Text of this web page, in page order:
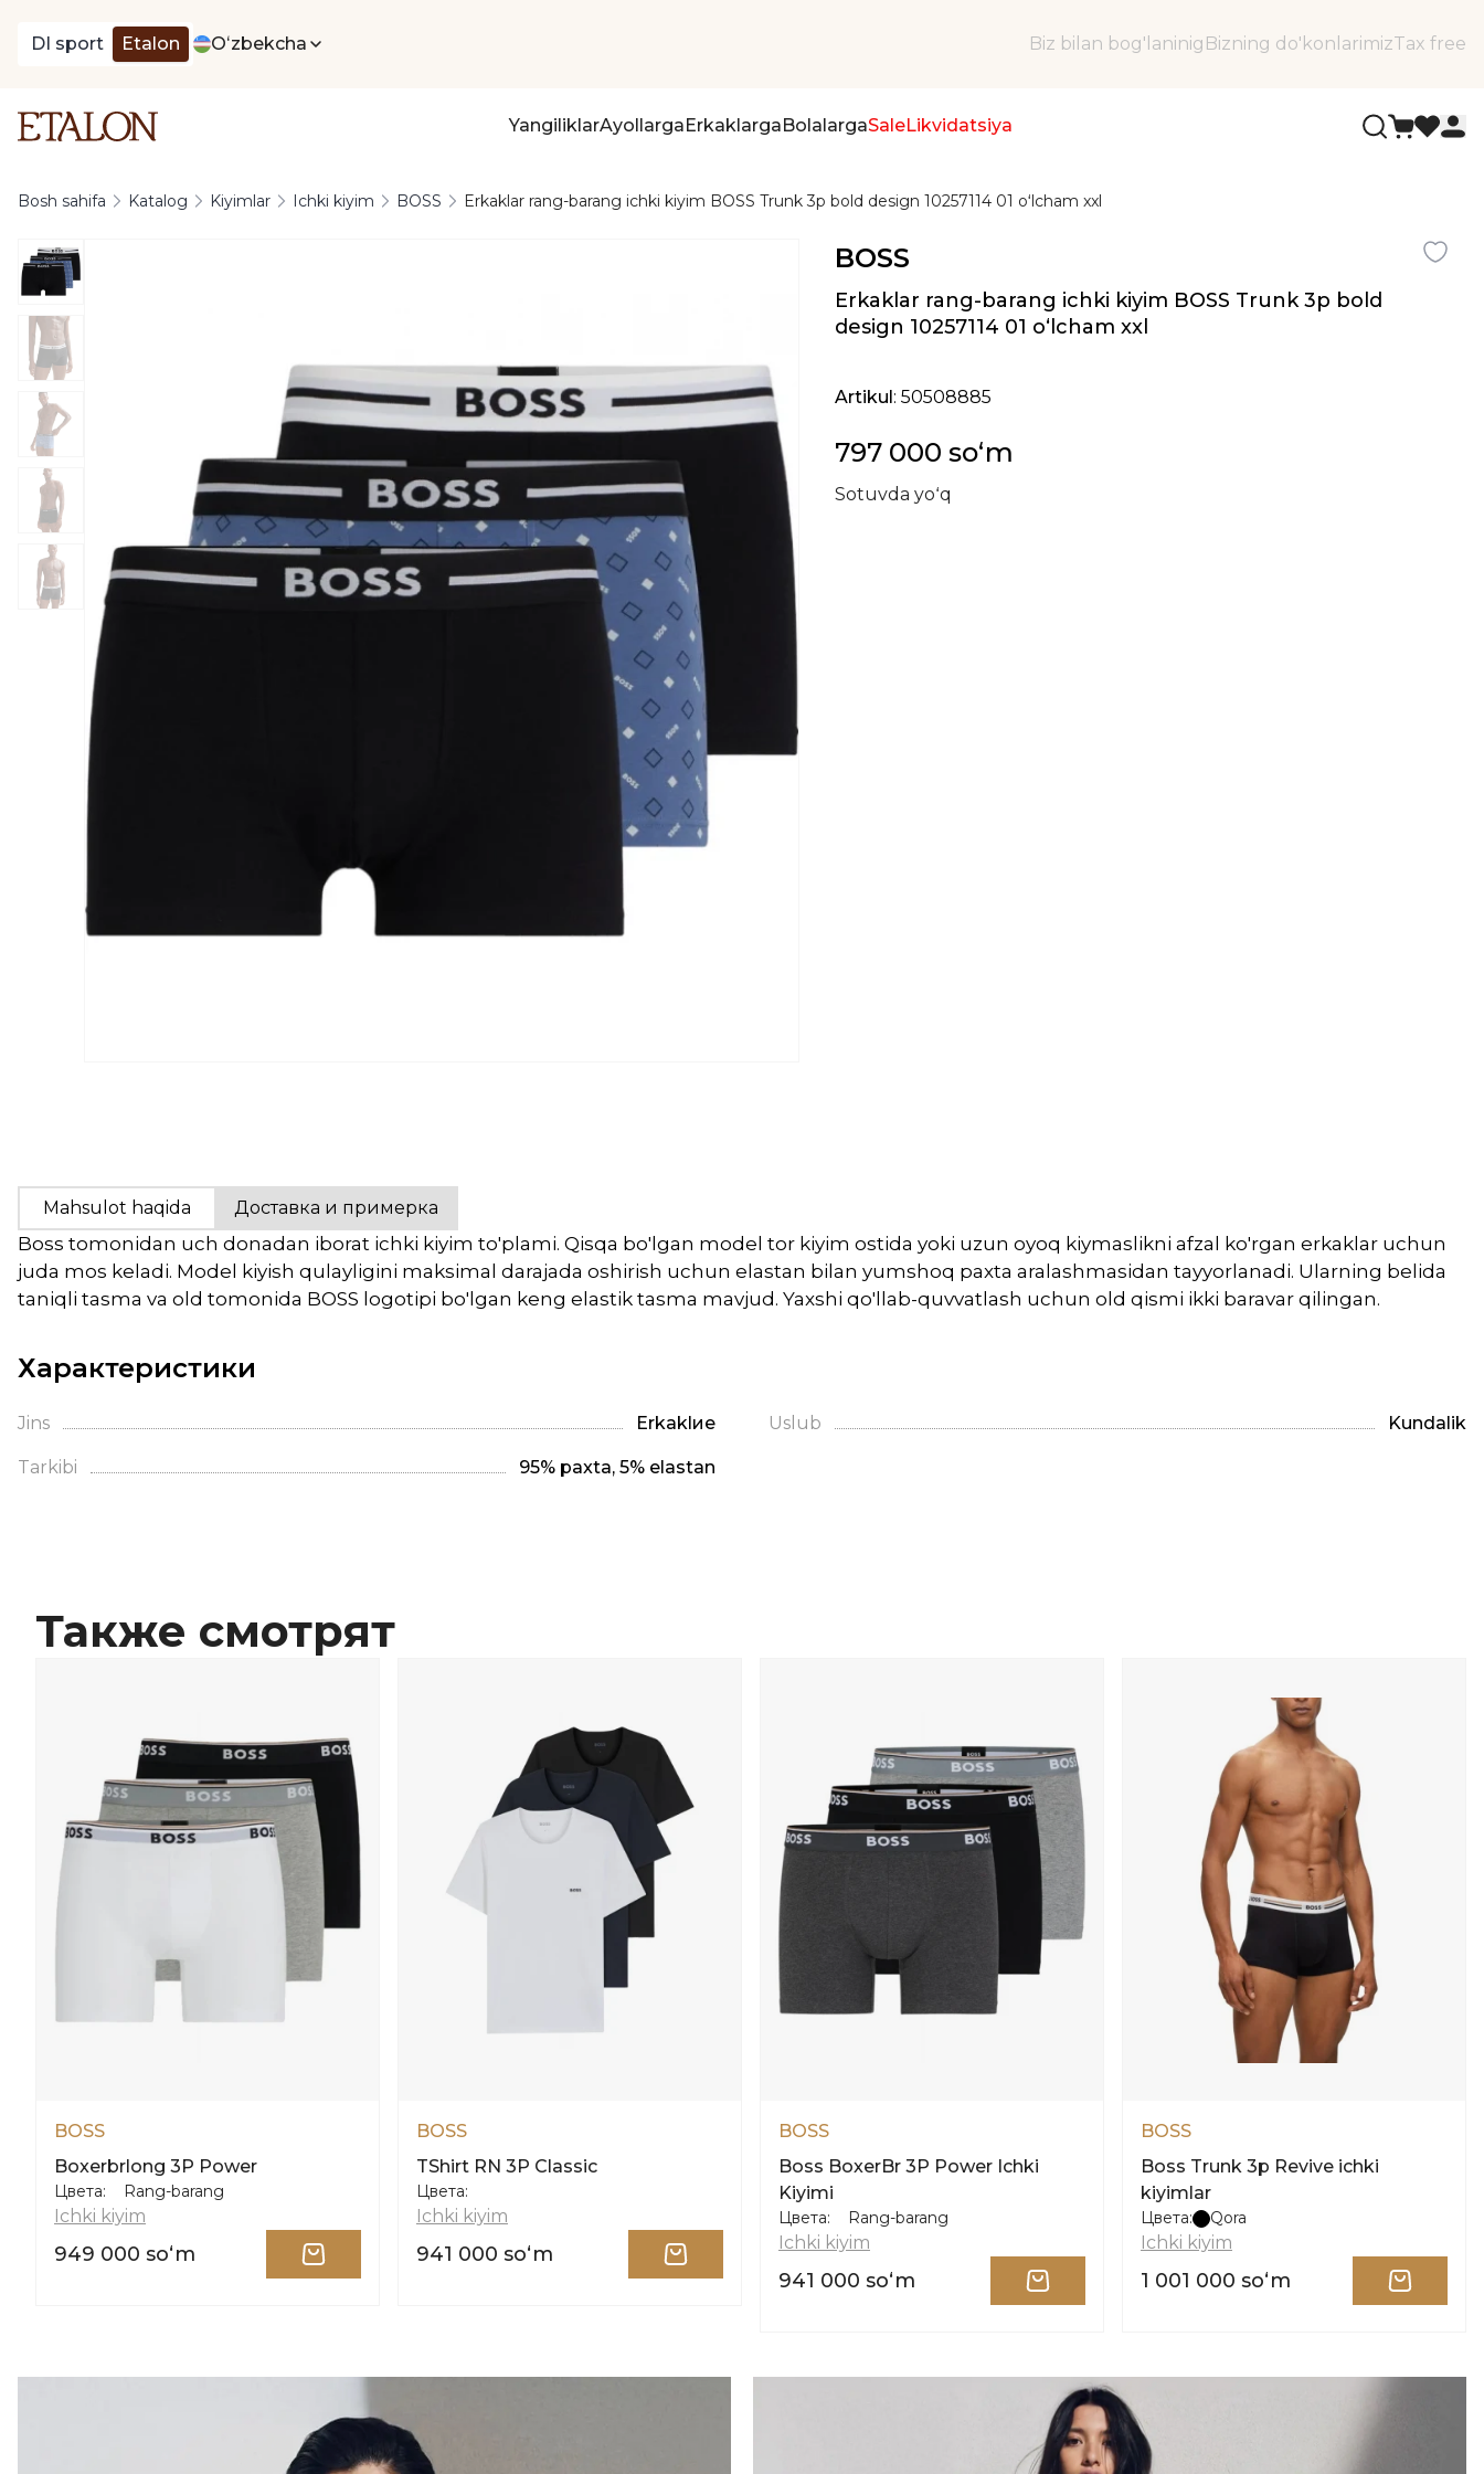
DI sport Etalon Oʻzbekcha Biz bilan bog'laninig Bizning do'konlarimizTax free
YangiliklarAyollargaErkaklargaBolalargaSaleLikvidatsiya
Bosh sahifa Katalog Kiyimlar Ichki kiyim BOSS Erkaklar rang-barang ichki kiyim BOSS Trunk 3p bold design 10257114 01 oʻlcham xxl
BOSS
Erkaklar rang-barang ichki kiyim BOSS Trunk 3p bold
design 10257114 01 oʻlcham xxl
Artikul: 50508885
797 000 soʻm
Sotuvda yoʻq
Mahsulot haqida Доставка и примерка
Boss tomonidan uch donadan iborat ichki kiyim to'plami. Qisqa bo'lgan model tor kiyim ostida yoki uzun oyoq kiymaslikni afzal ko'rgan erkaklar uchun
juda mos keladi. Model kiyish qulayligini maksimal darajada oshirish uchun elastan bilan yumshoq paxta aralashmasidan tayyorlanadi. Ularning belida
taniqli tasma va old tomonida BOSS logotipi bo'lgan keng elastik tasma mavjud. Yaxshi qo'llab-quvvatlash uchun old qismi ikki baravar qilingan.
Характеристики
Jins Erkaklие Uslub Kundalik
Tarkibi 95% paxta, 5% elastan
Также смотрят
BOSS
Boxerbrlong 3P Power
Цвета: Rang-barang
Ichki kiyim
949 000 soʻm
BOSS
TShirt RN 3P Classic
Цвета:
Ichki kiyim
941 000 soʻm
BOSS
Boss BoxerBr 3P Power Ichki
Kiyimi
Цвета: Rang-barang
Ichki kiyim
941 000 soʻm
BOSS
Boss Trunk 3p Revive ichki
kiyimlar
Цвета: Qora
Ichki kiyim
1 001 000 soʻm